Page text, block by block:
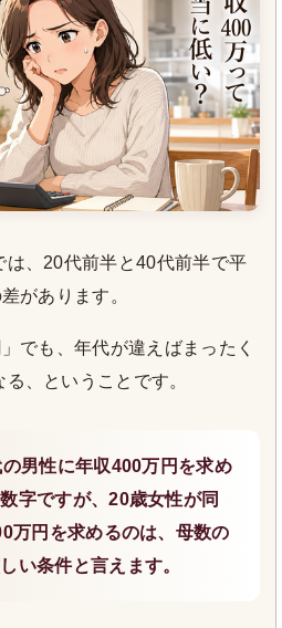
、20代前半と40代前半で平
があります。
でも、年代が違えばまったく
、ということです。
男性に年収400万円を求め
字ですが、20歳女性が同
万円を求めるのは、母数の
い条件と言えます。